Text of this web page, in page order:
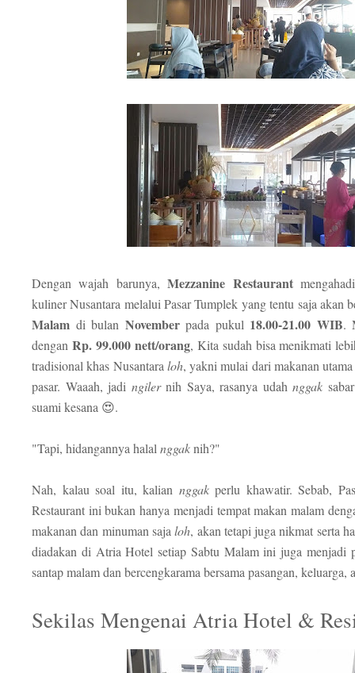
Dengan wajah barunya,Mezzanine Restaurant
kuliner Nusantara melalui Pasar Tumplek yang tentu saja akan
Malam di bulan Novemberpada pukul 18.00-21.00 WIB.
dengan Rp. 99.000 nett/orang, Kita sudah bisa menikmati
tradisional khas Nusantara loh, yakni mulai dari makanan
pasar. Waaah, jadi ngilernih Saya, rasanya udah nggak
suami kesana 😍.
"Tapi, hidangannya halal nggaknih?"
Nah, kalau soal itu, kalian nggakperlu khawatir. Sebab,
Restaurant ini bukan hanya menjadi tempat makan malam
makanan dan minuman sajaloh, akan tetapi juga nikmat serta
diadakan di Atria Hotel setiap Sabtu Malam ini juga menjadi
santap malam dan bercengkarama bersama pasangan,
Sekilas Mengenai Atria Hotel &